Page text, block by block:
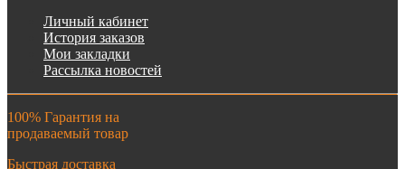
Личный кабинет
История заказов
Мои закладки
Рассылка новостей
100% Гарантия на
продаваемый товар
Быстрая доставка